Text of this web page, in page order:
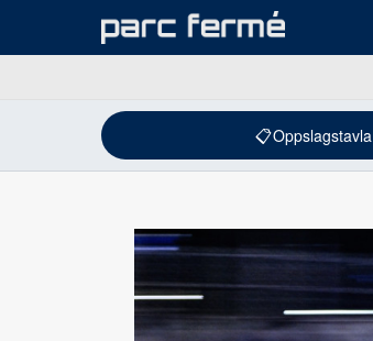
📋Oppslagstavla